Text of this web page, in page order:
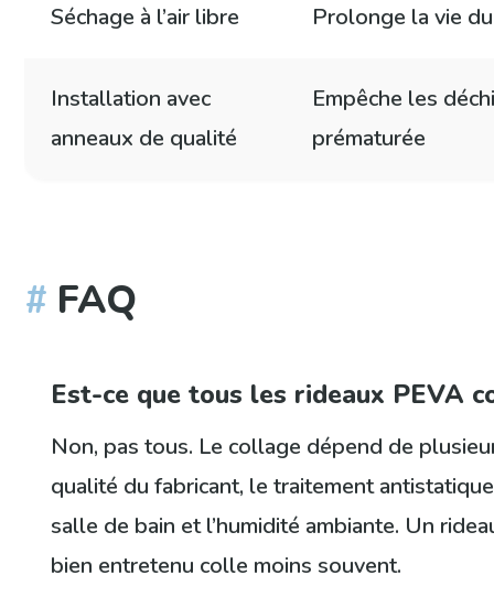
Séchage à l’air libre Prolonge la vie
Installation avec
anneaux de qualité
Empêche les
prématurée
FAQ
Est-ce que tous les rideaux PEVA
Non, pas tous. Le collage dépend de
qualité du fabricant, le traitement
salle de bain et l’humidité ambiante. Un
bien entretenu colle moins souvent.